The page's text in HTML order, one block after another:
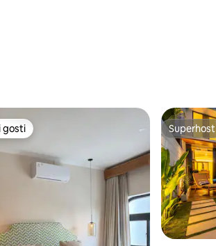
gosti
gosti Superhost
Superhost